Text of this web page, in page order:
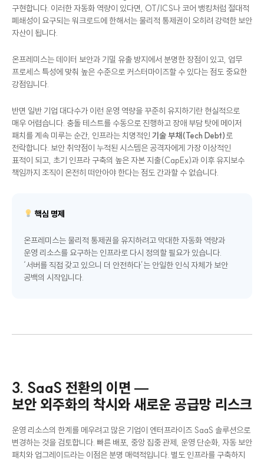
기반의 가상 패치(Virtual Patching)로 클라우드 못지않은 방어력을
구현합니다. 이러한 자동화 역량이 있다면, OT/ICS나 코어 뱅킹처럼 절대적
폐쇄성이 요구되는 워크로드에 한해서는 물리적 통제권이 오히려 강력한 보안
온프레미스는 데이터 보안과 기밀 유출 방지에서 분명한 장점이 있고, 업무
프로세스 특성에 맞춰 높은 수준으로 커스터마이즈할 수 있다는 점도 중요한
반면 일반 기업 대다수가 이런 운영 역량을 꾸준히 유지하기란 현실적으로
매우 어렵습니다. 충돌 테스트를 수동으로 진행하고 장애 부담 탓에 메이저
패치를 계속 미루는 순간, 인프라는 치명적인기술 부채(Tech Debt)로
전락합니다. 보안 취약점이 누적된 시스템은 공격자에게 가장 이상적인
표적이 되고, 초기 인프라 구축의 높은 자본 지출(CapEx)과 이후 유지보수
온프레미스는 물리적 통제권을 유지하려고 막대한 자동화 역량과
운영 리소스를 요구하는 인프라로 다시 정의할 필요가 있습니다.
‘서버를 직접 갖고 있으니 더 안전하다’는 안일한 인식 자체가 보안
3. SaaS 전환의 이면 —
보안 외주화의 착시와 새로운 공급망 리스크
운영 리소스의 한계를 메우려고 많은 기업이 엔터프라이즈 SaaS 솔루션으로
변경하는 것을 검토합니다. 빠른 배포, 중앙 집중 관제, 운영 단순화, 자동 보안